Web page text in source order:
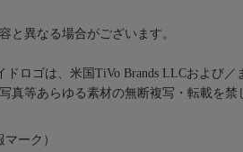
と異なる場合がございます。
ロゴは、米国TiVo Brands LLCおよび
真等あらゆる素材の無断複写・転載を禁
ーク）